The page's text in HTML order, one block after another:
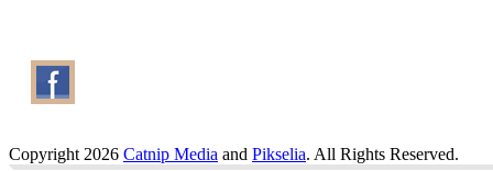
Copyright 2026 Catnip Media and Pikselia. All Rights Reserved.